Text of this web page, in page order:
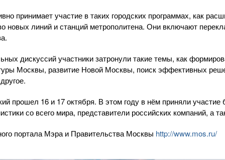
принимает участие в таких городских программах, как
новых линий и станций метрополитена. Они включают
дискуссий участники затронули такие темы, как
Москвы, развитие Новой Москвы, поиск эффективных
прошел 16 и 17 октября. В этом году в нём приняли
со всего мира, представители российских компаний, а
портала Мэра и Правительства Москвы http://www.mos.ru/